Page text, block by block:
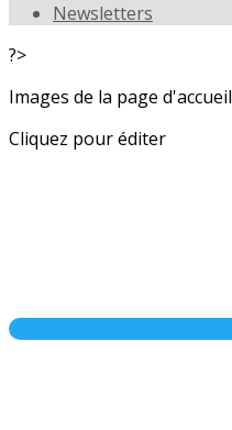
Newsletters
?>
Images de la page d'accueil
Cliquez pour éditer